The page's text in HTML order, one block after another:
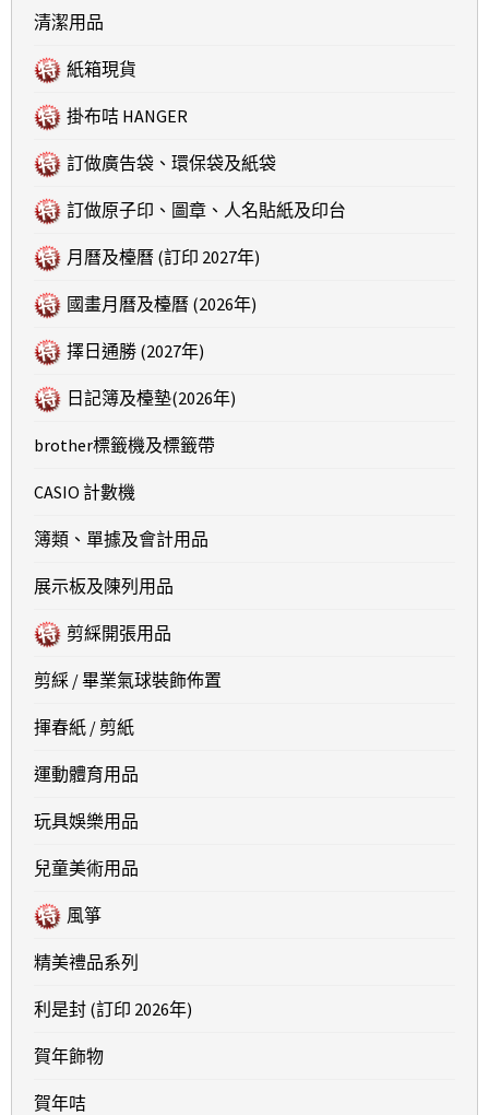
清潔用品
紙箱現貨
掛布咭 HANGER
訂做廣告袋、環保袋及紙袋
訂做原子印、圖章、人名貼紙及印台
月曆及檯曆 (訂印 2027年)
國畫月曆及檯曆 (2026年)
擇日通勝 (2027年)
日記簿及檯墊(2026年)
brother標籤機及標籤帶
CASIO 計數機
簿類、單據及會計用品
展示板及陳列用品
剪綵開張用品
剪綵 / 畢業氣球裝飾佈置
揮春紙 / 剪紙
運動體育用品
玩具娛樂用品
兒童美術用品
風箏
精美禮品系列
利是封 (訂印 2026年)
賀年飾物
賀年咭